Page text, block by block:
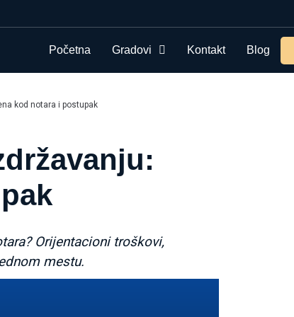
Početna Gradovi Kontakt Blog
kod notara i postupak
Orijentacioni troškovi,
mestu.